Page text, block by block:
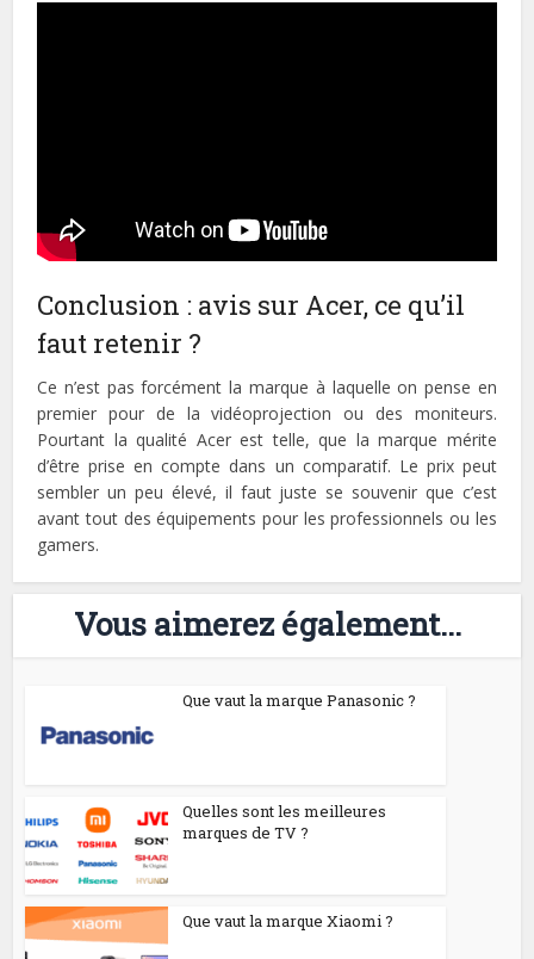
Conclusion : avis sur Acer, ce qu’il
faut retenir ?
Ce n’est pas forcément la marque à laquelle on pense en
premier pour de la vidéoprojection ou des moniteurs.
Pourtant la qualité Acer est telle, que la marque mérite
d’être prise en compte dans un comparatif. Le prix peut
sembler un peu élevé, il faut juste se souvenir que c’est
avant tout des équipements pour les professionnels ou les
gamers.
Vous aimerez également...
Que vaut la marque Panasonic ?
Quelles sont les meilleures
marques de TV ?
Que vaut la marque Xiaomi ?